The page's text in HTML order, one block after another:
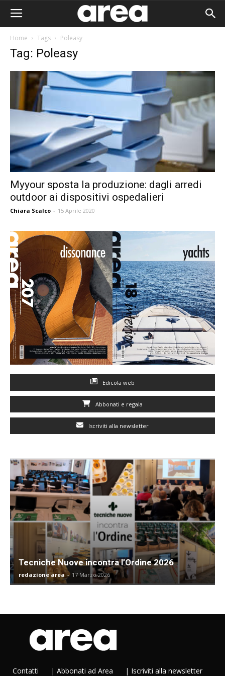
Home Tags Poleasy
Tag: Poleasy
Myyour sposta la produzione: dagli arredi
outdoor ai dispositivi ospedalieri
Chiara Scalco - 15 Aprile 2020
Edicola web
Abbonati e regala
Iscriviti alla newsletter
Tecniche Nuove incontra l’Ordine 2026
redazione area - 17 Marzo 2026
Contatti | Abbonati ad Area | Iscriviti alla newsletter